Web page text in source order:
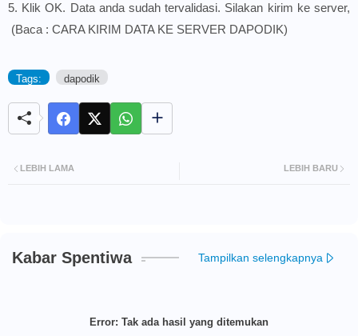
5. Klik OK. Data anda sudah tervalidasi. Silakan kirim ke server,
(Baca : CARA KIRIM DATA KE SERVER DAPODIK)
Tags: dapodik
LEBIH BARU
LEBIH LAMA
Kabar Spentiwa Tampilkan selengkapnya
Error: Tak ada hasil yang ditemukan